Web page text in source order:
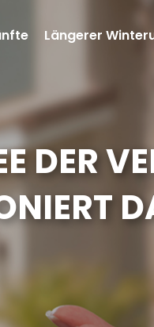
DER
Längerer